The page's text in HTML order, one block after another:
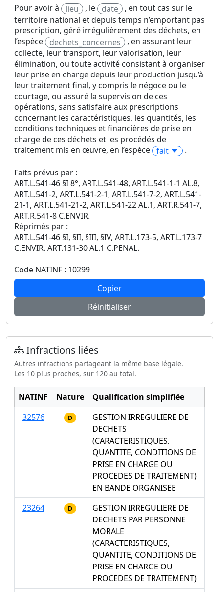
Pour avoir à lieu , le date
, en tout cas sur le
territoire national et depuis temps n’emportant pas
prescription, géré irrégulièrement des déchets, en
l’espèce
dechets_concernes
, en assurant leur
collecte, leur transport, leur valorisation, leur
élimination, ou toute activité consistant à organiser
leur prise en charge depuis leur production jusqu’à
leur traitement final, y compris le négoce ou le
courtage, ou assuré la supervision de ces
opérations, sans satisfaire aux prescriptions
concernant les caractéristiques, les quantités, les
conditions techniques et financières de prise en
charge de ces déchets et les procédés de
traitement mis en œuvre, en l’espèce fait .
Faits prévus par :
ART.L.541-46 §I 8°, ART.L.541-48, ART.L.541-1-1 AL.8,
ART.L.541-2, ART.L.541-2-1, ART.L.541-7-2, ART.L.541-
21-1, ART.L.541-21-2, ART.L.541-22 AL.1, ART.R.541-7,
ART.R.541-8 C.ENVIR.
Réprimés par :
ART.L.541-46 §I, §II, §III, §IV, ART.L.173-5, ART.L.173-7
C.ENVIR. ART.131-30 AL.1 C.PENAL.
Code NATINF : 10299
Copier
Réinitialiser
Infractions liées
Autres infractions partageant la même base légale.
Les 10 plus proches, sur 120 au total.
NATINF Nature
Qualification simplifiée
32576
D
GESTION IRREGULIERE DE
DECHETS
(CARACTERISTIQUES,
QUANTITE, CONDITIONS DE
PRISE EN CHARGE OU
PROCEDES DE TRAITEMENT)
EN BANDE ORGANISEE
23264
D
GESTION IRREGULIERE DE
DECHETS PAR PERSONNE
MORALE
(CARACTERISTIQUES,
QUANTITE, CONDITIONS DE
PRISE EN CHARGE OU
PROCEDES DE TRAITEMENT)